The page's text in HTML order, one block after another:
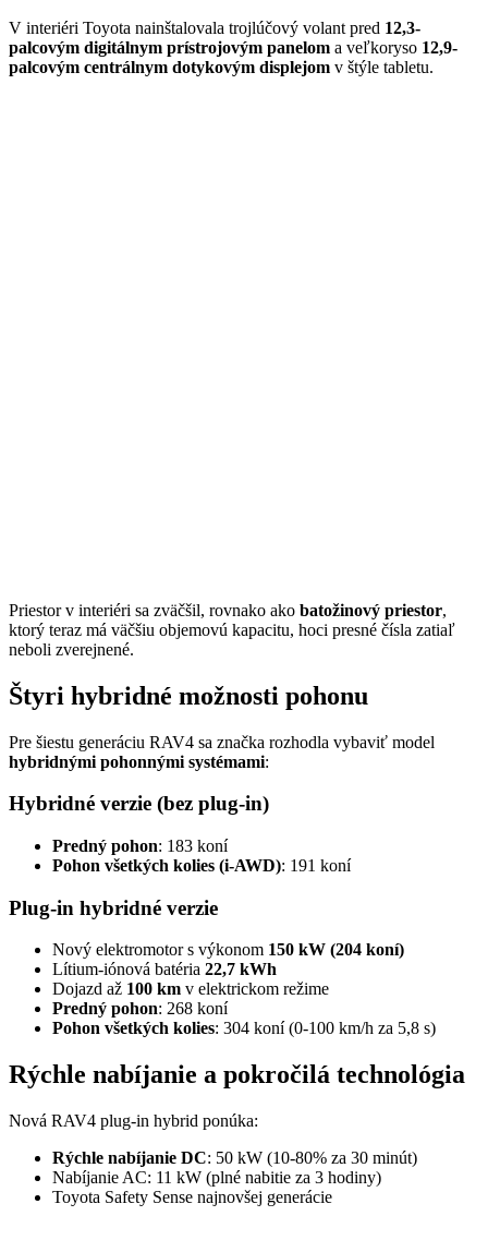
V interiéri Toyota nainštalovala trojlúčový volant pred 12,3-
palcovým digitálnym prístrojovým panelom a veľkoryso 12,9-
palcovým centrálnym dotykovým displejom v štýle tabletu.
Priestor v interiéri sa zväčšil, rovnako ako batožinový priestor,
ktorý teraz má väčšiu objemovú kapacitu, hoci presné čísla zatiaľ
neboli zverejnené.
Štyri hybridné možnosti pohonu
Pre šiestu generáciu RAV4 sa značka rozhodla vybaviť model
hybridnými pohonnými systémami:
Hybridné verzie (bez plug-in)
Predný pohon: 183 koní
Pohon všetkých kolies (i-AWD): 191 koní
Plug-in hybridné verzie
Nový elektromotor s výkonom 150 kW (204 koní)
Lítium-iónová batéria 22,7 kWh
Dojazd až 100 km v elektrickom režime
Predný pohon: 268 koní
Pohon všetkých kolies: 304 koní (0-100 km/h za 5,8 s)
Rýchle nabíjanie a pokročilá technológia
Nová RAV4 plug-in hybrid ponúka:
Rýchle nabíjanie DC: 50 kW (10-80% za 30 minút)
Nabíjanie AC: 11 kW (plné nabitie za 3 hodiny)
Toyota Safety Sense najnovšej generácie